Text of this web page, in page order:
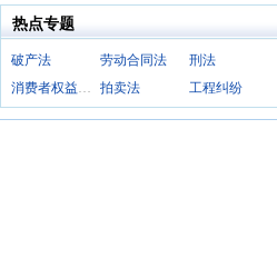
热点专题
破产法 劳动合同法 刑法
消费者权益保护法
拍卖法 工程纠纷